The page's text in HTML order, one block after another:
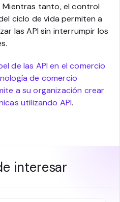
tanto, el control
ciclo de vida permiten a
las API sin interrumpir los
de las API en el comercio
de comercio
a su organización crear
utilizando API.
interesar